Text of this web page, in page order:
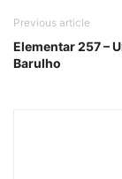
Previous article
Elementar 257 –
Barulho